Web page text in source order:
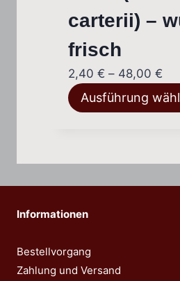
carterii) –
frisch
2,40 € – 48,00 €
bis
Ausführung
Informationen
Bestellvorgang
Zahlung und Versand